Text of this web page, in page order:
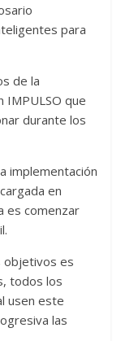
para
de la
IMPULSO que
durante los
implementación
en
es comenzar
objetivos es
todos los
usen este
las